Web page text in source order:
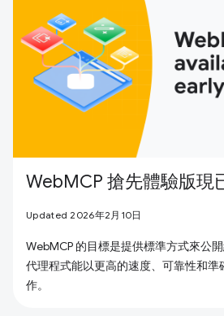
WebMCP 搶先體驗版現
Updated 2026年2月10日
WebMCP 的目標是提供標準方式來公
代理程式能以更高的速度、可靠性和準
作。